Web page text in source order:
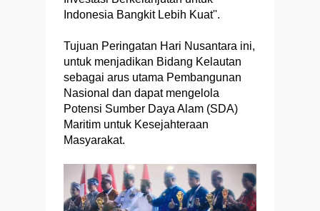
Indonesia Bangkit Lebih Kuat''.
Tujuan Peringatan Hari Nusantara ini,
untuk menjadikan Bidang Kelautan
sebagai arus utama Pembangunan
Nasional dan dapat mengelola
Potensi Sumber Daya Alam (SDA)
Maritim untuk Kesejahteraan
Masyarakat.